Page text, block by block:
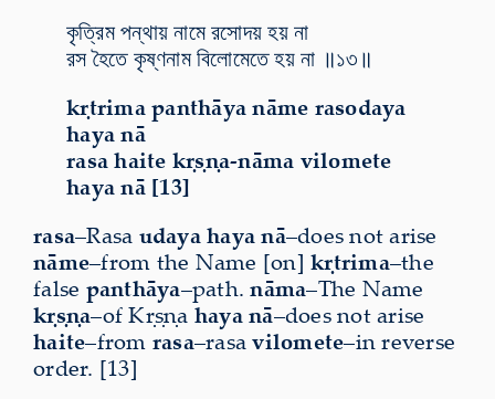
কৃত্রিম পন্থায় নামে রসোদয় হয় না
রস হৈতে কৃষ্ণনাম বিলোমেতে হয় না ॥১৩॥
kṛtrima panthāya nāme rasodaya
haya nā
rasa haite kṛṣṇa-nāma vilomete
haya nā [13]
rasa–Rasa udaya haya nā–does not arise
nāme–from the Name [on] kṛtrima–the
false panthāya–path.nāma–The Name
kṛṣṇa–of Kṛṣṇa haya nā–does not arise
haite–from rasa–rasavilomete–in reverse
order. [13]